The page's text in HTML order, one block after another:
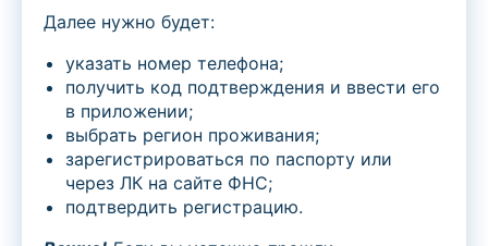
Далее нужно будет:
указать номер телефона;
получить код подтверждения и ввести его
в приложении;
выбрать регион проживания;
зарегистрироваться по паспорту или
через ЛК на сайте ФНС;
подтвердить регистрацию.